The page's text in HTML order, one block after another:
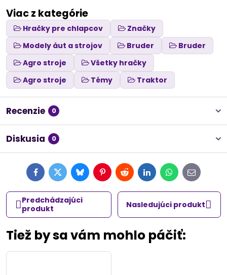
Viac z kategórie
Hračky pre chlapcov
Značky
Modely áut a strojov
Bruder
Bruder
Agro stroje
Všetky hračky
Agro stroje
Témy Traktor
Recenzie 0
Diskusia 0
FacebookTwitterBlueskyPinterestRedditLinkedInWhatsApp
E-
mail
Predchádzajúci
produkt
Nasledujúci produkt
Tiež by sa vám mohlo páčiť: